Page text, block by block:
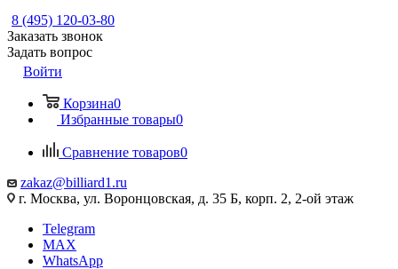
8 (495) 120-03-80
Заказать звонок
Задать вопрос
Войти
Корзина0
Избранные товары0
Сравнение товаров0
zakaz@billiard1.ru
г. Москва, ул. Воронцовская, д. 35 Б, корп. 2, 2-ой этаж
Telegram
MAX
WhatsApp